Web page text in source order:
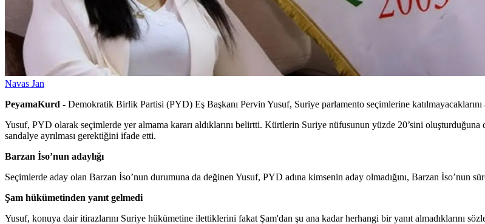
Navas Jan
PeyamaKurd - Demokratik Birlik Partisi (PYD) Eş Başkanı Pervin Yusuf, Suriye parlamento seçimlerine katılmayacaklarını
Yusuf, PYD olarak seçimlerde yer almama kararı aldıklarını belirtti. Kürtlerin Suriye nüfusunun yüzde 20’sini
sandalye ayrılması gerektiğini ifade etti.
Barzan İso’nun adaylığı
Seçimlerde aday olan Barzan İso’nun durumuna da değinen Yusuf, PYD adına kimsenin aday olmadığını, Barzan İso’nun
Şam hükümetinden yanıt gelmedi
Yusuf, konuya dair itirazlarını Suriye hükümetine ilettiklerini fakat Şam'dan şu ana kadar herhangi bir yanıt almadıklarını